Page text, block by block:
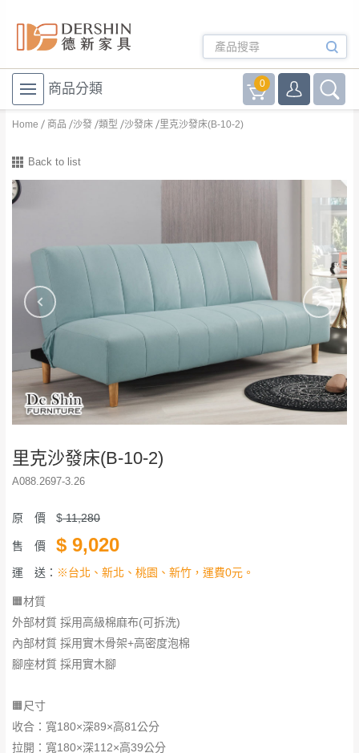
商品分類 0
Home 商品 沙發 類型 沙發床 里克沙發床(B-10-2)
Back to list
里克沙發床(B-10-2)
A088.2697-3.26
原 價 $11,280
售 價 $ 9,020
運 送： ※台北、新北、桃園、新竹，運費0元。
🟧材質
外部材質 採用高級棉麻布(可拆洗)
內部材質 採用實木骨架+高密度泡棉
腳座材質 採用實木腳
🟧尺寸
收合：寬180×深89×高81公分
拉開：寬180×深112×高39公分